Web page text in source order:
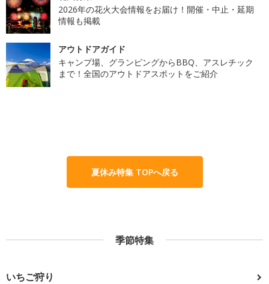
2026年の花火大会情報をお届け！開催・中止・延期
情報も掲載
アウトドアガイド
キャンプ場、グランピングからBBQ、アスレチック
まで！全国のアウトドアスポットをご紹介
夏休み特集 TOPへ戻る
季節特集
いちご狩り